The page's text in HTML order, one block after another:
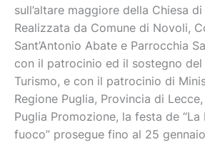
sull’altare maggiore della Chiesa di
Realizzata da Comune di Novoli,
Sant’Antonio Abate e Parrocchia
con il patrocinio ed il sostegno
Turismo, e con il patrocinio di
Regione Puglia, Provincia di
Puglia Promozione, la festa de “La
fuoco” prosegue fino al 25